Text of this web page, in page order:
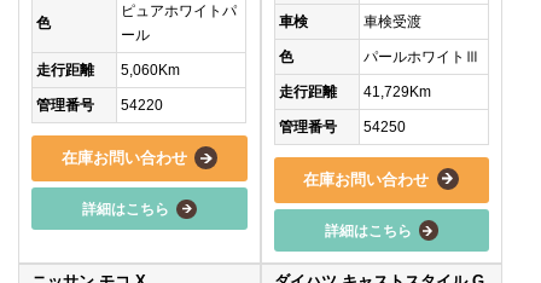
色
ピュアホワイトパ
ール
走行距離 5,060Km
管理番号 54220
在庫お問い合わせ
詳細はこちら
車検 車検受渡
色 パールホワイトⅢ
走行距離 41,729Km
管理番号 54250
在庫お問い合わせ
詳細はこちら